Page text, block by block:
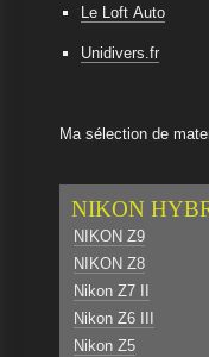
Le Loft Auto
Unidivers.fr
Ma sélection de
NIKON
NIKON Z9
NIKON Z8
Nikon Z7 II
Nikon Z6 III
Nikon Z5